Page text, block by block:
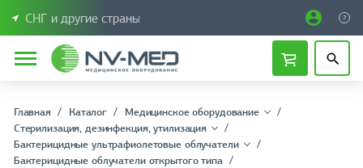
СНГ и другие страны
Главная Каталог
Медицинское оборудование
Стерилизация, дезинфекция, утилизация
Бактерицидные ультрафиолетовые облучатели
Бактерицидные облучатели открытого типа